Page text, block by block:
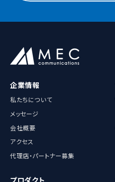
企業情報
私たちについて
メッセージ
会社概要
アクセス
代理店・パートナー募集